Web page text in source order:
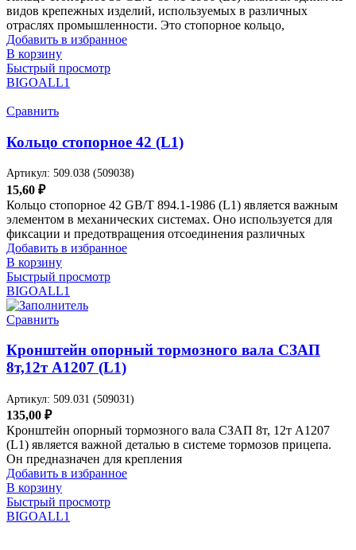
видов крепежных изделий, используемых в различных
отраслях промышленности. Это стопорное кольцо,
Добавить в избранное
В корзину
Быстрый просмотр
BIGOALL1
Сравнить
Кольцо стопорное 42 (L1)
Артикул: 509.038 (509038)
15,60 ₽
Кольцо стопорное 42 GB/T 894.1-1986 (L1) является важным
элементом в механических системах. Оно используется для
фиксации и предотвращения отсоединения различных
Добавить в избранное
В корзину
Быстрый просмотр
BIGOALL1
Сравнить
Кронштейн опорный тормозного вала СЗАП
8т,12т A1207 (L1)
Артикул: 509.031 (509031)
135,00 ₽
Кронштейн опорный тормозного вала СЗАП 8т, 12т A1207
(L1) является важной деталью в системе тормозов прицепа.
Он предназначен для крепления
Добавить в избранное
В корзину
Быстрый просмотр
BIGOALL1